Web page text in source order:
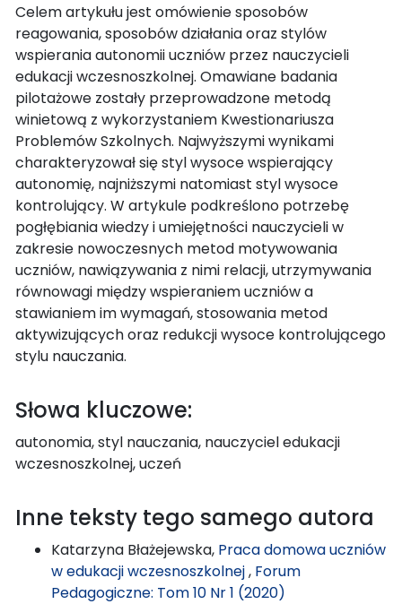
Celem artykułu jest omówienie sposobów
reagowania, sposobów działania oraz stylów
wspierania autonomii uczniów przez nauczycieli
edukacji wczesnoszkolnej. Omawiane badania
pilotażowe zostały przeprowadzone metodą
winietową z wykorzystaniem Kwestionariusza
Problemów Szkolnych. Najwyższymi wynikami
charakteryzował się styl wysoce wspierający
autonomię, najniższymi natomiast styl wysoce
kontrolujący. W artykule podkreślono potrzebę
pogłębiania wiedzy i umiejętności nauczycieli w
zakresie nowoczesnych metod motywowania
uczniów, nawiązywania z nimi relacji, utrzymywania
równowagi między wspieraniem uczniów a
stawianiem im wymagań, stosowania metod
aktywizujących oraz redukcji wysoce kontrolującego
stylu nauczania.
Słowa kluczowe:
autonomia, styl nauczania, nauczyciel edukacji
wczesnoszkolnej, uczeń
Inne teksty tego samego autora
Katarzyna Błażejewska, Praca domowa uczniów
w edukacji wczesnoszkolnej, Forum
Pedagogiczne: Tom 10 Nr 1 (2020)